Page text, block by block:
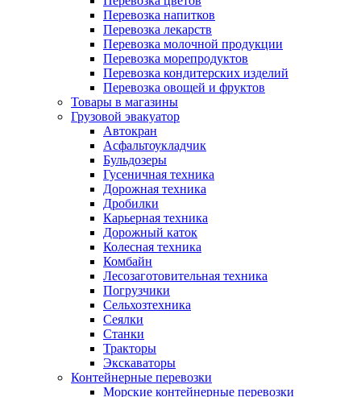
Перевозка напитков
Перевозка лекарств
Перевозка молочной продукции
Перевозка морепродуктов
Перевозка кондитерских изделий
Перевозка овощей и фруктов
Товары в магазины
Грузовой эвакуатор
Автокран
Асфальтоукладчик
Бульдозеры
Гусеничная техника
Дорожная техника
Дробилки
Карьерная техника
Дорожный каток
Колесная техника
Комбайн
Лесозаготовительная техника
Погрузчики
Сельхозтехника
Сеялки
Станки
Тракторы
Экскаваторы
Контейнерные перевозки
Морские контейнерные перевозки